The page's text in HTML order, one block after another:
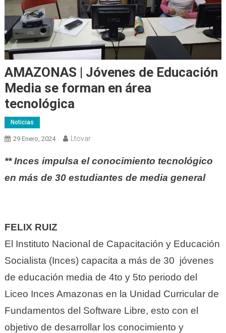
AMAZONAS | Jóvenes de Educación
Media se forman en área
tecnológica
Noticias
29 Enero, 2024 Ltovar
**Inces impulsa el conocimiento tecnológico
en más de 30 estudiantes de media general
FELIX RUIZ
El Instituto Nacional de Capacitación y Educación
Socialista (Inces) capacita a más de 30 jóvenes
de educación media de 4to y 5to periodo del
Liceo Inces Amazonas en la Unidad Curricular de
Fundamentos del Software Libre, esto con el
objetivo de desarrollar los conocimiento y